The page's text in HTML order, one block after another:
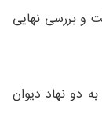
و بررسی نهایی
دو نهاد دیوان